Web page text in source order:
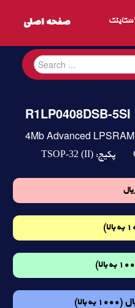
R1LP0408DSB-5SI
4Mb Advanced
پکیج: TSOP-32 (II)
(1000 به بالا)